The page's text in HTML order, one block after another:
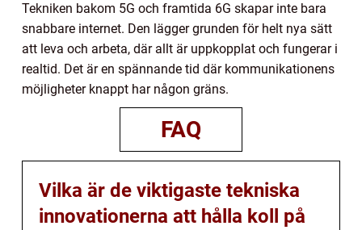
Tekniken bakom 5G och framtida 6G skapar inte bara
snabbare internet. Den lägger grunden för helt nya sätt
att leva och arbeta, där allt är uppkopplat och fungerar i
realtid. Det är en spännande tid där kommunikationens
möjligheter knappt har någon gräns.
FAQ
Vilka är de viktigaste tekniska
innovationerna att hålla koll på